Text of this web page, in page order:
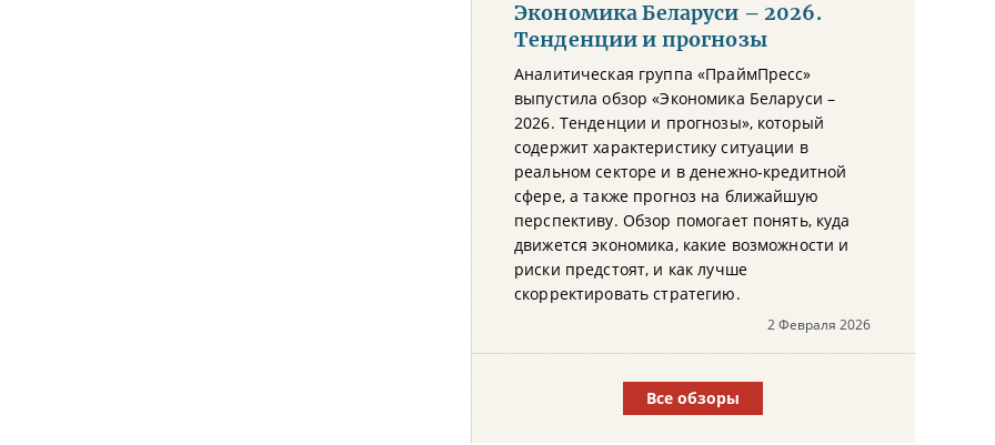
Экономика Беларуси – 2026.
Тенденции и прогнозы
Аналитическая группа «ПраймПресс»
выпустила обзор «Экономика Беларуси –
2026. Тенденции и прогнозы», который
содержит характеристику ситуации в
реальном секторе и в денежно-кредитной
сфере, а также прогноз на ближайшую
перспективу. Обзор помогает понять, куда
движется экономика, какие возможности и
риски предстоят, и как лучше
скорректировать стратегию.
2 Февраля 2026
Все обзоры